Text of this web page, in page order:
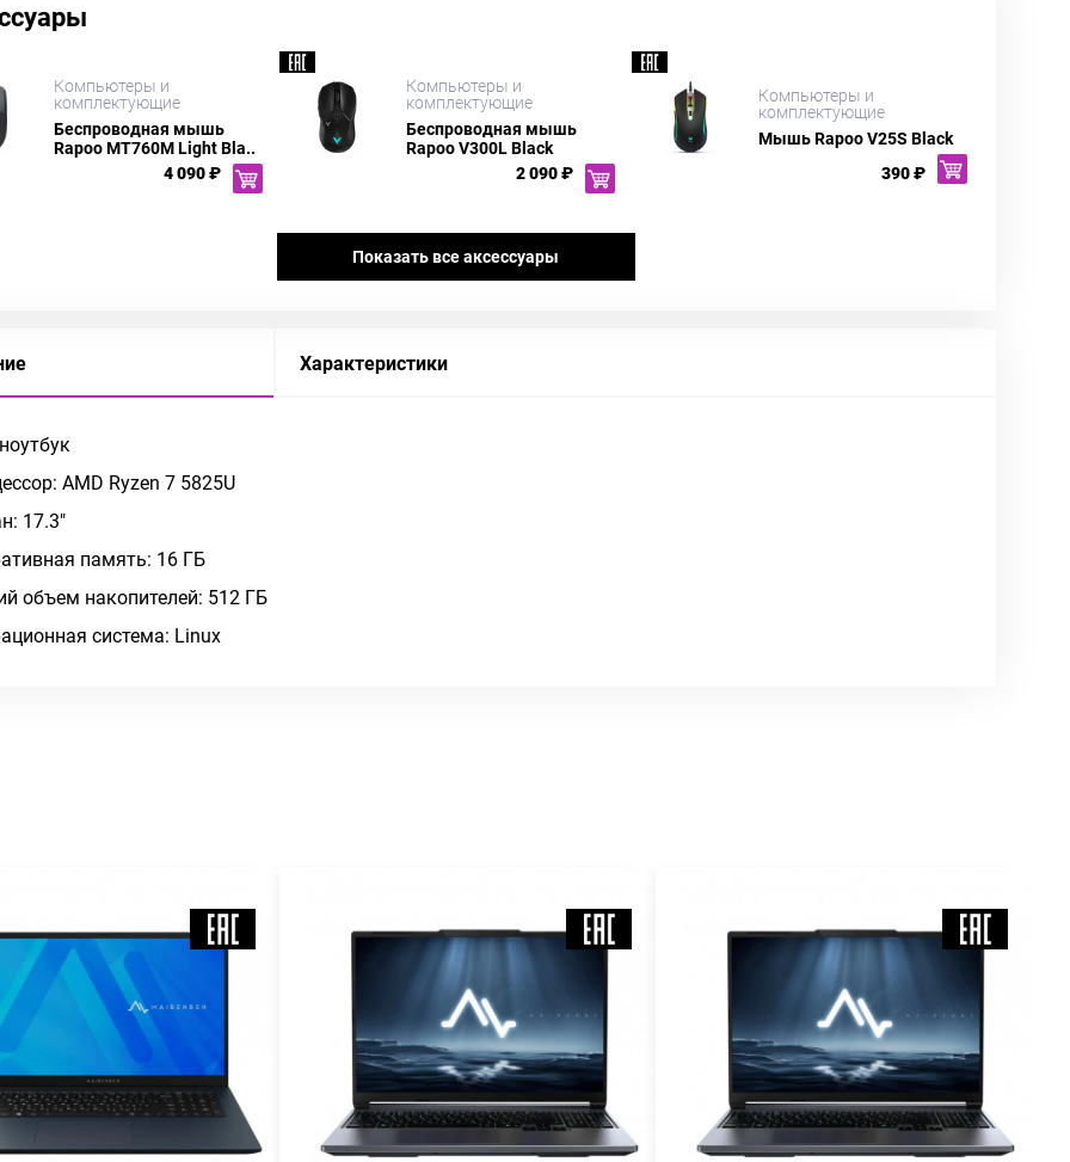
Компьютеры и
комплектующие
Беспроводная мышь
Rapoo MT760M Light Bla..
4 090 ₽
Компьютеры и
комплектующие
Беспроводная мышь
Rapoo V300L Black
2 090 ₽
Компьютеры и
комплектующие
Мышь Rapoo V25S Black
390 ₽
Показать все аксессуары
Характеристики
AMD Ryzen 7 5825U
17.3"
память: 16 ГБ
объем накопителей: 512 ГБ
система: Linux